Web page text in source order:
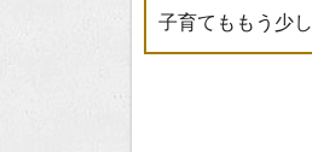
子育てももう少